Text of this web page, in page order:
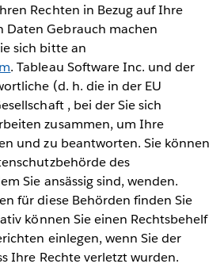
Rechten in Bezug auf Ihre
Daten Gebrauch machen
sich bitte an
. Tableau Software Inc. und der
(d. h. die in der EU
, bei der Sie sich
zusammen, um Ihre
und zu beantworten. Sie können
des
Sie ansässig sind, wenden.
für diese Behörden finden Sie
können Sie einen Rechtsbehelf
einlegen, wenn Sie der
Ihre Rechte verletzt wurden.